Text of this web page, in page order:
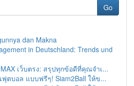
Go
dan Makna
in Deutschland: Trends und
เว็บตรง: สรุปทุกข้อดีที่คุณจำเ...
ตบอล แบบฟรีๆ! Siam2Ball ให้ข...